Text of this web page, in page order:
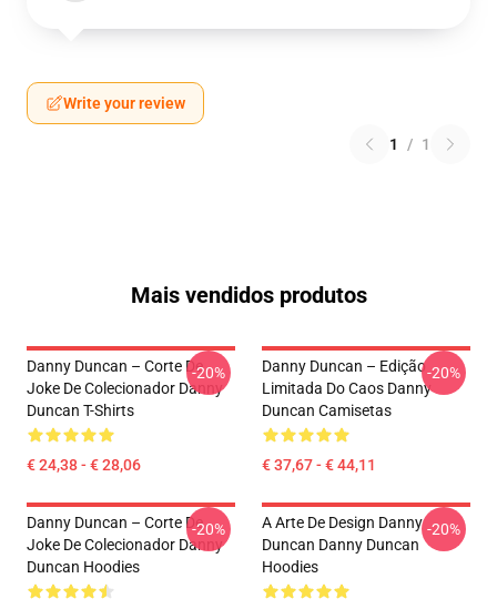
Write your review
1 / 1
Mais vendidos produtos
Danny Duncan – Corte De
Joke De Colecionador Danny
Duncan T-Shirts
€ 24,38 - € 28,06
-20%
Danny Duncan – Edição
Limitada Do Caos Danny
Duncan Camisetas
€ 37,67 - € 44,11
-20%
Danny Duncan – Corte De
Joke De Colecionador Danny
Duncan Hoodies
-20%
A Arte De Design Danny
Duncan Danny Duncan
Hoodies
-20%